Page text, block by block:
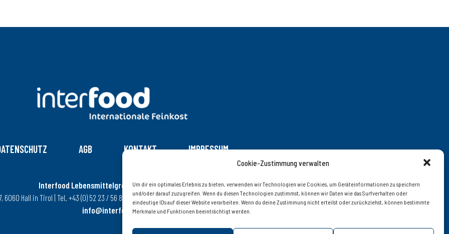
Cookie-Zustimmung verwalten
Um dir ein optimales Erlebnis zu bieten, verwenden wir Technologien wie Cookies, um Geräteinformationen zu speichern
und/oder darauf zuzugreifen. Wenn du diesen Technologien zustimmst, können wir Daten wie das Surfverhalten oder
eindeutige IDs auf dieser Website verarbeiten. Wenn du deine Zustimmung nicht erteilst oder zurückziehst, können bestimmte
Merkmale und Funktionen beeinträchtigt werden.
AGB KONTAKT IMPRESSUM
Interfood Lebensmittelgroßhandel Ges.m.b.H.
Hall in Tirol | Tel. +43 (0) 52 23 / 56 8 08 – 0 | Fax +43 (0) 52 23 / 56 8 08 – 20 | © 2019 interfood
info@interfood.at